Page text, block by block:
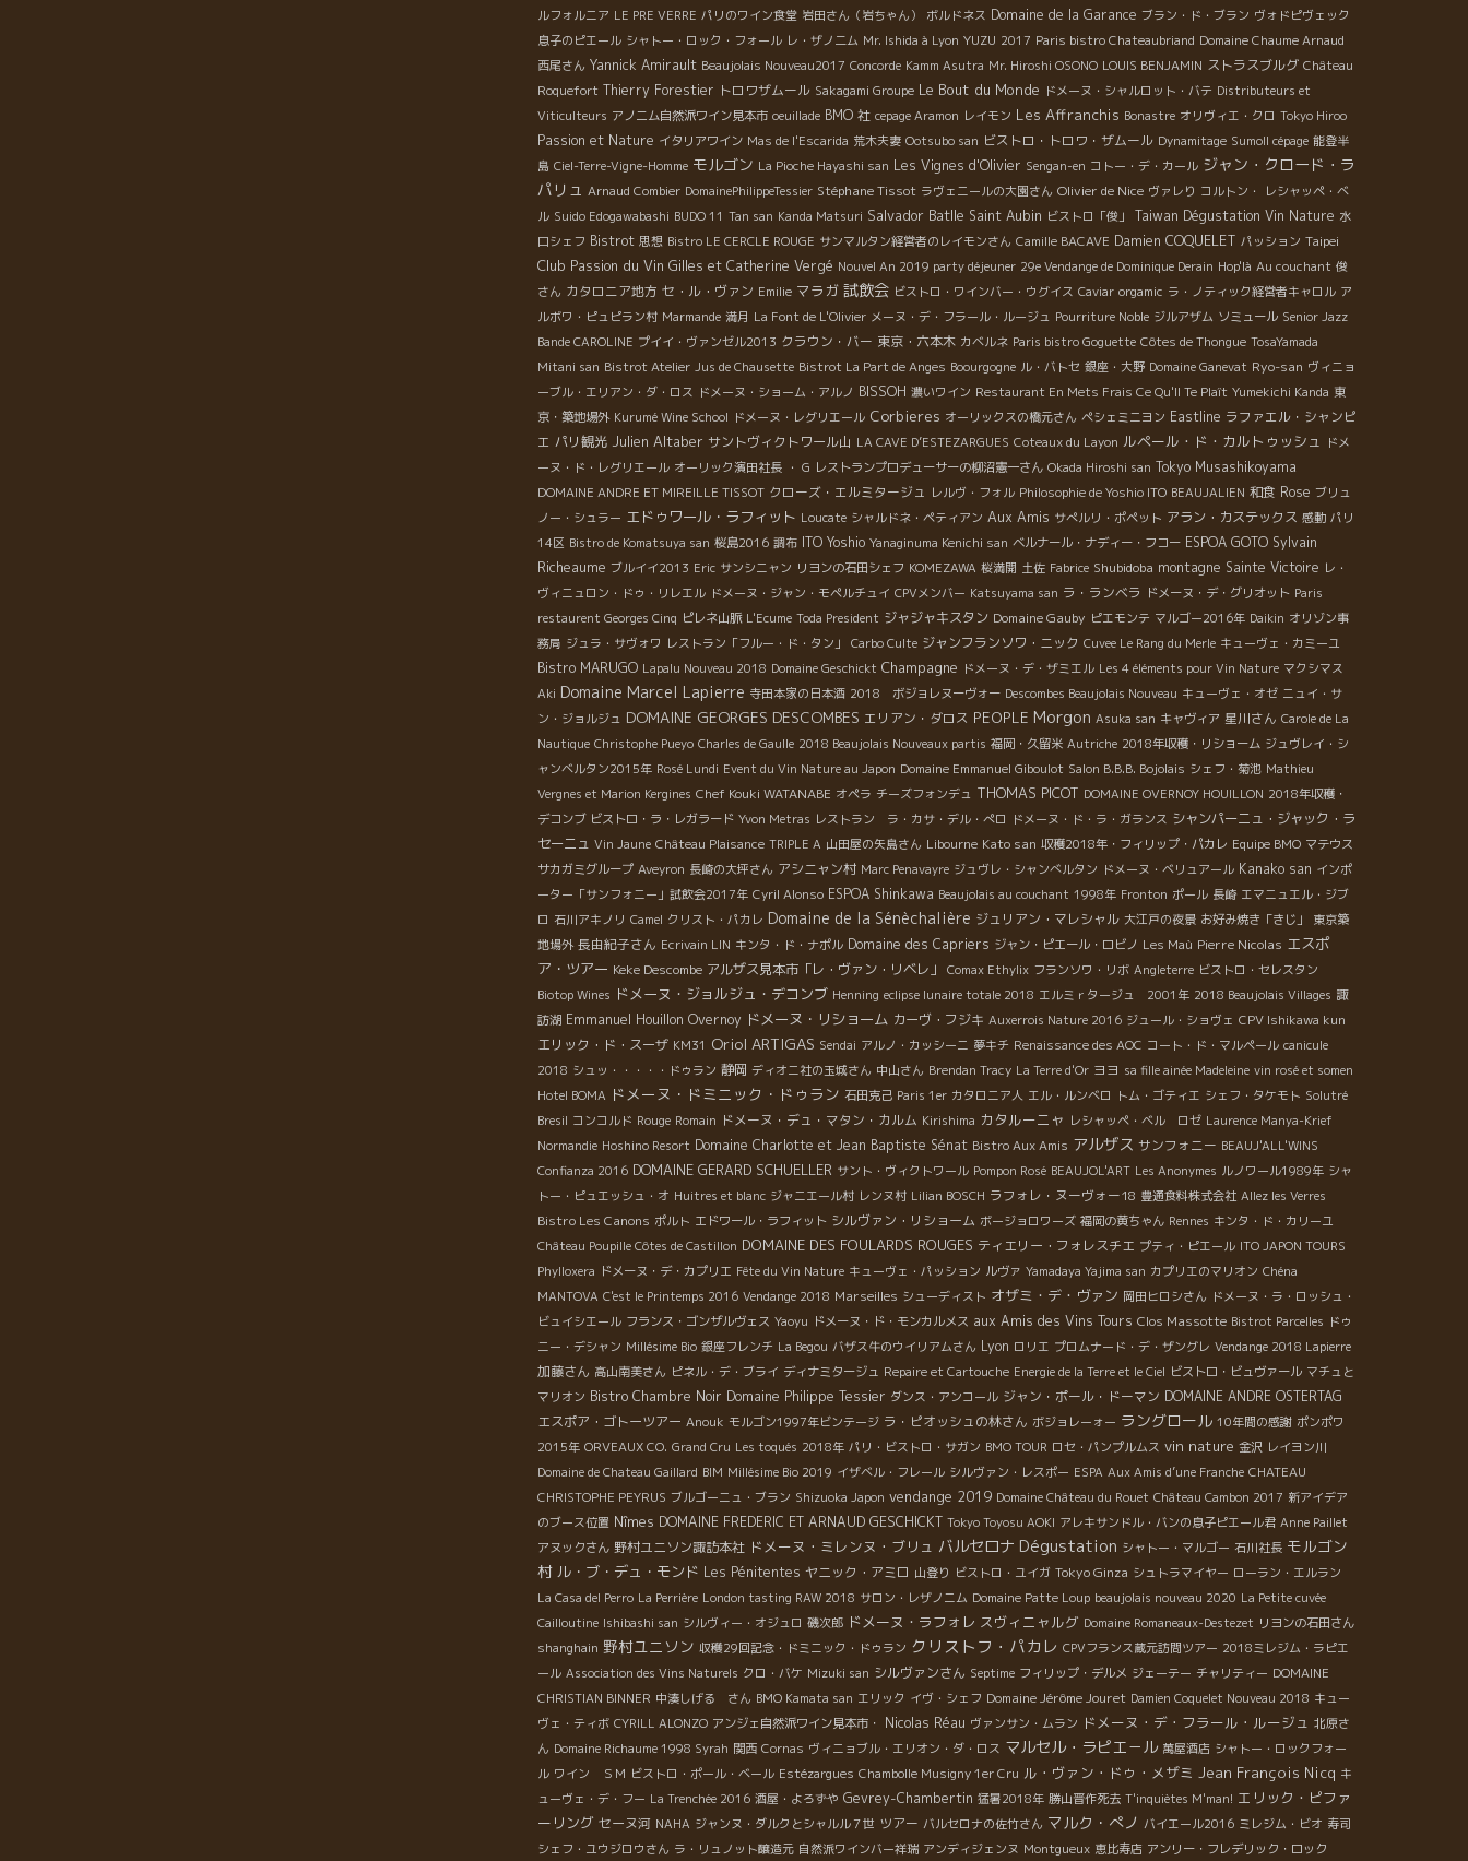
ルフォルニア LE PRE VERRE パリのワイン食堂 岩田さん（岩ちゃん） ボルドネス Domaine de la Garance ブラン・ド・ブラン ヴォドピヴェック
息子のピエール シャトー・ロック・フォール レ・ザノ二ム Mr. Ishida à Lyon YUZU 2017 Paris bistro Chateaubriand Domaine Chaume Arnaud
西尾さん Yannick Amirault Beaujolais Nouveau2017 Concorde Kamm Asutra Mr. Hiroshi OSONO LOUIS BENJAMIN ストラスブルグ Château
Roquefort Thierry Forestier トロワザムール Sakagami Groupe Le Bout du Monde ドメーヌ・シャルロット・バテ Distributeurs et
Viticulteurs アノニム自然派ワイン見本市 oeuillade BMO 社 cepage Aramon レイモン Les Affranchis Bonastre オリヴィエ・クロ Tokyo Hiroo
Passion et Nature イタリアワイン Mas de l'Escarida 荒木夫妻 Ootsubo san ビストロ・トロワ・ザムール Dynamitage Sumoll cépage 能登半
島 Ciel-Terre-Vigne-Homme モルゴン La Pioche Hayashi san Les Vignes d'Olivier Sengan-en コトー・デ・カール ジャン・クロード・ラ
パリュ Arnaud Combier DomainePhilippeTessier Stéphane Tissot ラヴェニールの大園さん Olivier de Nice ヴァレり コルトン・
レシャッペ・ベ
ル Suido Edogawabashi BUDO 11 Tan san Kanda Matsuri Salvador Batlle Saint Aubin ビストロ「俊」 Taiwan Dégustation Vin Nature 水
口シェフ Bistrot 思想 Bistro LE CERCLE ROUGE サンマルタン経営者のレイモンさん Camille BACAVE Damien COQUELET パッション Taipei
Club Passion du Vin Gilles et Catherine Vergé Nouvel An 2019 party déjeuner 29e Vendange de Dominique Derain Hop'là Au couchant 俊
さん カタロニア地方 セ・ル・ヴァン Emilie マラガ 試飲会 ビストロ・ワインバー・ウグイス Caviar orgamic ラ・ノティック経営者キャロル ア
ルボワ・ピュピラン村 Marmande 満月 La Font de L'Olivier メーヌ・デ・フラール・ルージュ Pourriture Noble ジルアザム ソミュール Senior Jazz
Bande CAROLINE プイイ・ヴァンゼル2013 クラウン・バー 東京・六本木 カベルネ Paris bistro Goguette Côtes de Thongue TosaYamada
Mitani san Bistrot Atelier Jus de Chausette Bistrot La Part de Anges Boourgogne ル・バトセ 銀座・大野 Domaine Ganevat Ryo-san ヴィニョ
ーブル・エリアン・ダ・ロス ドメーヌ・ショーム・アルノ BISSOH 濃いワイン Restaurant En Mets Frais Ce Qu'Il Te Plaît Yumekichi Kanda 東
京・築地場外 Kurumé Wine School ドメーヌ・レグリエール Corbieres オーリックスの橋元さん ペシェミニヨン Eastline ラファエル・シャンピ
エ パリ観光 Julien Altaber サントヴィクトワール山 LA CAVE D’ESTEZARGUES Coteaux du Layon ルペール・ド・カルトゥッシュ ドメ
ーヌ・ド・レグリエール オーリック濱田社長 ・ G レストランプロデューサーの柳沼憲一さん Okada Hiroshi san Tokyo Musashikoyama
DOMAINE ANDRE ET MIREILLE TISSOT クローズ・エルミタージュ レルヴ・フォル Philosophie de Yoshio ITO BEAUJALIEN 和食 Rose ブリュ
ノー・シュラー エドゥワール・ラフィット Loucate シャルドネ・ペティアン Aux Amis サぺルリ・ポペット アラン・カステックス 感動 パリ
14区 Bistro de Komatsuya san 桜島2016 調布 ITO Yoshio Yanaginuma Kenichi san ベルナール・ナディー・フコー ESPOA GOTO Sylvain
Richeaume ブルイイ2013 Eric サンシニャン リヨンの石田シェフ KOMEZAWA 桜満開 土佐 Fabrice Shubidoba montagne Sainte Victoire レ・
ヴィニュロン・ドゥ・リレエル ドメーヌ・ジャン・モペルチュイ CPVメンバー Katsuyama san ラ・ランベラ ドメーヌ・デ・グリオット Paris
restaurent Georges Cinq ピレネ山脈 L'Ecume Toda President ジャジャキスタン Domaine Gauby ピエモンテ マルゴー2016年 Daikin オリゾン事
務局 ジュラ・サヴォワ レストラン「フルー・ド・タン」 Carbo Culte ジャンフランソワ・ニック Cuvee Le Rang du Merle キューヴェ・カミーユ
Bistro MARUGO Lapalu Nouveau 2018 Domaine Geschickt Champagne ドメーヌ・デ・ザミエル Les 4 éléments pour Vin Nature マクシマス
Aki Domaine Marcel Lapierre 寺田本家の日本酒 2018 ボジョレヌーヴォー Descombes Beaujolais Nouveau キューヴェ・オゼ ニュイ・サ
ン・ジョルジュ DOMAINE GEORGES DESCOMBES エリアン・ダロス PEOPLE Morgon Asuka san キャヴィア 星川さん Carole de La
Nautique Christophe Pueyo Charles de Gaulle 2018 Beaujolais Nouveaux partis 福岡・久留米 Autriche 2018年収穫・リショーム ジュヴレイ・シ
ャンベルタン2015年 Rosé Lundi Event du Vin Nature au Japon Domaine Emmanuel Giboulot Salon B.B.B. Bojolais シェフ・菊池 Mathieu
Vergnes et Marion Kergines Chef Kouki WATANABE オペラ チーズフォンデュ THOMAS PICOT DOMAINE OVERNOY HOUILLON 2018年収穫・
デコンブ ビストロ・ラ・レガラード Yvon Metras レストラン ラ・カサ・デル・ぺロ ドメーヌ・ド・ラ・ガランス シャンパーニュ・ジャック・ラ
セーニュ Vin Jaune Château Plaisance TRIPLE A 山田屋の矢島さん Libourne Kato san 収穫2018年・フィリップ・パカレ Equipe BMO マテウス
サカガミグループ Aveyron 長崎の大坪さん アシニャン村 Marc Penavayre ジュヴレ・シャンべルタン ドメーヌ・ベリュアール Kanako san インポ
ーター「サンフォニー」試飲会2017年 Cyril Alonso ESPOA Shinkawa Beaujolais au couchant 1998年 Fronton ポール 長崎 エマニュエル・ジブ
ロ 石川アキノリ Camel クリスト・パカレ Domaine de la Sénèchalière ジュリアン・マレシャル 大江戸の夜景 お好み焼き「きじ」
東京築
地場外 長由紀子さん Ecrivain LIN キンタ・ド・ナポル Domaine des Capriers ジャン・ピエール・ロビノ Les Maù Pierre Nicolas エスポ
ア・ツアー Keke Descombe アルザス見本市「レ・ヴァン・リベレ」 Comax Ethylix フランソワ・リボ Angleterre ビストロ・セレスタン
Biotop Wines ドメーヌ・ジョルジュ・デコンブ Henning eclipse lunaire totale 2018 エルミｒタージュ 2001年 2018 Beaujolais Villages 諏
訪湖 Emmanuel Houillon Overnoy ドメーヌ・リショーム カーヴ・フジキ Auxerrois Nature 2016 ジュール・ショヴェ CPV Ishikawa kun
エリック・ド・スーザ KM31 Oriol ARTIGAS Sendai アルノ・カッシーニ 夢キチ Renaissance des AOC コート・ド・マルペール canicule
2018 シュッ・・・・・ドゥラン 静岡 ディオニ社の玉城さん 中山さん Brendan Tracy La Terre d'Or ヨヨ sa fille ainée Madeleine vin rosé et somen
Hotel BOMA ドメーヌ・ドミニック・ドゥラン 石田克己 Paris 1er カタロニア人 エル・ルンベロ トム・ゴティエ シェフ・タケモト Solutré
Bresil コンコルド Rouge Romain ドメーヌ・デュ・マタン・カルム Kirishima カタルーニャ レシャッペ・ベル ロゼ Laurence Manya-Krief
Normandie Hoshino Resort Domaine Charlotte et Jean Baptiste Sénat Bistro Aux Amis アルザス サンフォニー BEAUJ'ALL'WINS
Confianza 2016 DOMAINE GERARD SCHUELLER サント・ヴィクトワール Pompon Rosé BEAUJOL'ART Les Anonymes ルノワール1989年 シャ
トー・ピュエッシュ・オ Huitres et blanc ジャニエール村 レンヌ村 Lilian BOSCH ラフォレ・ヌーヴォー18 豊通食料株式会社 Allez les Verres
Bistro Les Canons ポルト エドワール・ラフィット シルヴァン・リショーム ボージョロワーズ 福岡の黄ちゃん Rennes キンタ・ド・カリーユ
Château Poupille Côtes de Castillon DOMAINE DES FOULARDS ROUGES ティエリー・フォレスチエ プティ・ピエール ITO JAPON TOURS
Phylloxera ドメーヌ・デ・カプリエ Fête du Vin Nature キューヴェ・パッション ルヴァ Yamadaya Yajima san カプリエのマリオン Chéna
MANTOVA C'est le Printemps 2016 Vendange 2018 Marseilles シューディスト オザミ・デ・ヴァン 岡田ヒロシさん ドメーヌ・ラ・ロッシュ・
ビュイシエール フランス・ゴンザルヴェス Yaoyu ドメーヌ・ド・モンカルメス aux Amis des Vins Tours Clos Massotte Bistrot Parcelles ドゥ
ニー・デシャン Millésime Bio 銀座フレンチ La Begou バザス牛のウイリアムさん Lyon ロリエ プロムナード・デ・ザングレ Vendange 2018 Lapierre
加藤さん 高山南美さん ピネル・デ・ブライ ディナミタージュ Repaire et Cartouche Energie de la Terre et le Ciel ビストロ・ビュヴァール マチュと
マリオン Bistro Chambre Noir Domaine Philippe Tessier ダンス・アンコール ジャン・ポール・ドーマン DOMAINE ANDRE OSTERTAG
エスポア・ゴトーツアー Anouk モルゴン1997年ビンテージ ラ・ピオッシュの林さん ボジョレーォー ラングロール 10年間の感謝 ポンポワ
2015年 ORVEAUX CO. Grand Cru Les toqués 2018年 パリ・ビストロ・サガン BMO TOUR ロセ・パンプルムス vin nature 金沢 レイヨン川
Domaine de Chateau Gaillard BIM Millésime Bio 2019 イザベル・フレール シルヴァン・レスポー ESPA Aux Amis d’une Franche CHATEAU
CHRISTOPHE PEYRUS ブルゴーニュ・ブラン Shizuoka Japon vendange 2019 Domaine Château du Rouet Château Cambon 2017 新アイデア
のブース位置 Nîmes DOMAINE FREDERIC ET ARNAUD GESCHICKT Tokyo Toyosu AOKI アレキサンドル・バンの息子ピエール君 Anne Paillet
アヌックさん 野村ユニソン諏訪本社 ドメーヌ・ミレンヌ・ブリュ バルセロナ Dégustation シャトー・マルゴー 石川社長 モルゴン
村 ル・ブ・デュ・モンド Les Pénitentes ヤニック・アミロ 山登り ビストロ・ユイガ Tokyo Ginza シュトラマイヤー ローラン・エルラン
La Casa del Perro La Perrière London tasting RAW 2018 サロン・レザノニム Domaine Patte Loup beaujolais nouveau 2020 La Petite cuvée
Cailloutine Ishibashi san シルヴィー・オジュロ 磯次郎 ドメーヌ・ラフォレ スヴィニャルグ Domaine Romaneaux-Destezet リヨンの石田さん
shanghain 野村ユニソン 収穫29回記念・ドミニック・ドゥラン クリストフ・パカレ CPVフランス蔵元訪問ツアー 2018ミレジム・ラピエ
ール Association des Vins Naturels クロ・バケ Mizuki san シルヴァンさん Septime フィリップ・デルメ ジェーテー チャリティー DOMAINE
CHRISTIAN BINNER 中湊しげる さん BMO Kamata san エリック イヴ・シェフ Domaine Jérôme Jouret Damien Coquelet Nouveau 2018 キュー
ヴェ・ティボ CYRILL ALONZO アンジェ自然派ワイン見本市・ Nicolas Réau ヴァンサン・ムラン ドメーヌ・デ・フラール・ルージュ 北原さ
ん Domaine Richaume 1998 Syrah 関西 Cornas ヴィニョブル・エリオン・ダ・ロス マルセル・ラピエ－ル 萬屋酒店 シャトー・ロックフォー
ル ワイン ＳＭ ビストロ・ポール・ベール Estézargues Chambolle Musigny 1er Cru ル・ヴァン・ドゥ・メザミ Jean François Nicq キ
ューヴェ・デ・フー La Trenchée 2016 酒屋・よろずや Gevrey-Chambertin 猛暑2018年 勝山晋作死去 T'inquiètes M'man! エリック・ピファ
ーリング セーヌ河 NAHA ジャンヌ・ダルクとシャルル７世 ツアー バルセロナの佐竹さん マルク・ぺノ バイエール2016 ミレジム・ビオ 寿司
シェフ・ユウジロウさん ラ・リュノット醸造元 自然派ワインバー祥瑞 アンディジェンヌ Montgueux 恵比寿店 アンリー・フレデリック・ロック